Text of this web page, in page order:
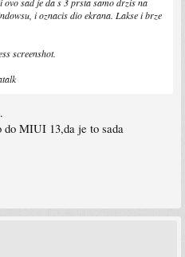
i oznacis dio ekrana. Lakse i brze
screenshot.
do MIUI 13,da je to sada